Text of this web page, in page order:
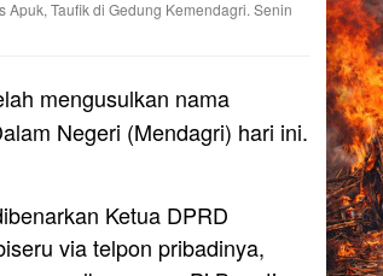
Taufik di Gedung Kemendagri. Senin
mengusulkan nama
Negeri (Mendagri) hari ini.
Ketua DPRD
via telpon pribadinya,